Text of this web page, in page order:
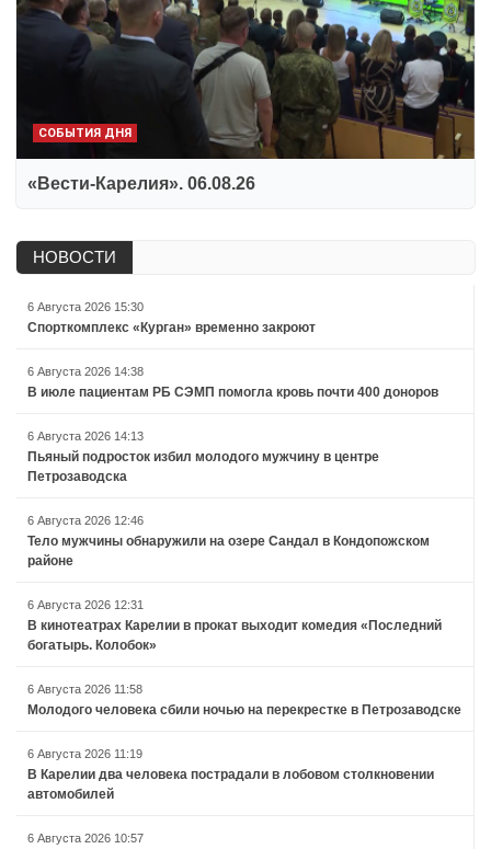
СОБЫТИЯ ДНЯ
«Вести-Карелия». 06.08.26
НОВОСТИ
6 Августа 2026 15:30
Спорткомплекс «Курган» временно закроют
6 Августа 2026 14:38
В июле пациентам РБ СЭМП помогла кровь почти 400 доноров
6 Августа 2026 14:13
Пьяный подросток избил молодого мужчину в центре
Петрозаводска
6 Августа 2026 12:46
Тело мужчины обнаружили на озере Сандал в Кондопожском
районе
6 Августа 2026 12:31
В кинотеатрах Карелии в прокат выходит комедия «Последний
богатырь. Колобок»
6 Августа 2026 11:58
Молодого человека сбили ночью на перекрестке в Петрозаводске
6 Августа 2026 11:19
В Карелии два человека пострадали в лобовом столкновении
автомобилей
6 Августа 2026 10:57